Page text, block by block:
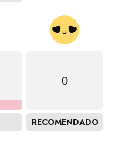
0
RECOMENDADO